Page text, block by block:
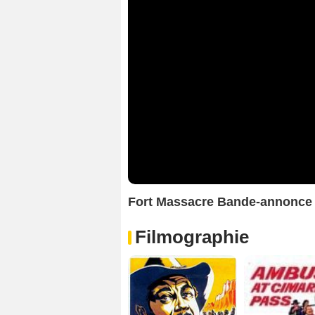
Fort Massacre Bande-annonce
Filmographie